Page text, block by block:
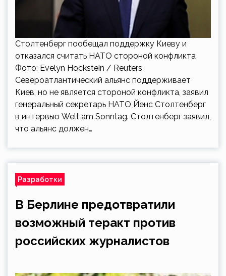
Столтенберг пообещал поддержку Киеву и
отказался считать НАТО стороной конфликта
Фото: Evelyn Hockstein / Reuters
Североатлантический альянс поддерживает
Киев, но не является стороной конфликта, заявил
генеральный секретарь НАТО Йенс Столтенберг
в интервью Welt am Sonntag. Столтенберг заявил,
что альянс должен…
Разработки
В Берлине предотвратили
возможный теракт против
российских журналистов